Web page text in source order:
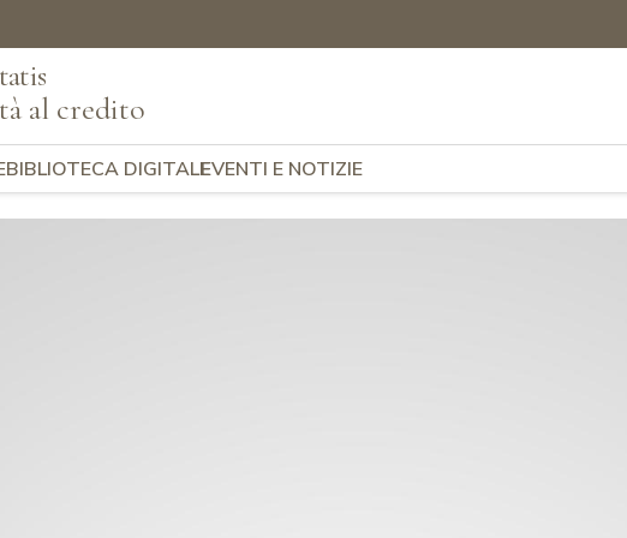
al credito
BIBLIOTECA DIGITALEEVENTI E NOTIZIE